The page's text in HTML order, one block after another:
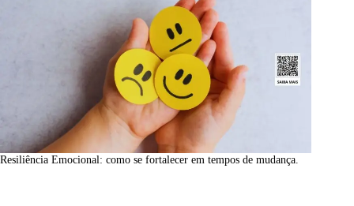
Resiliência Emocional: como se fortalecer em tempos de mudança.